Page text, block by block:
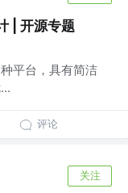
| 开源专题
平台，具有简洁
评论
关注